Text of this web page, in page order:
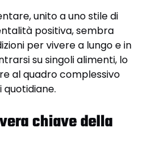
unito a uno stile di
positiva, sembra
per vivere a lungo e in
su singoli alimenti, lo
al quadro complessivo
chiave della